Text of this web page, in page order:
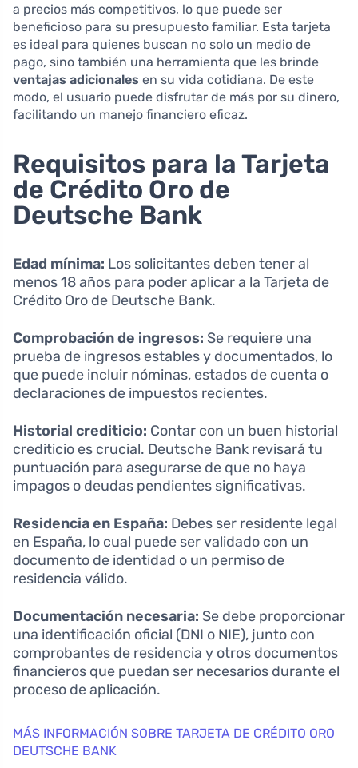
a precios más competitivos, lo que puede ser
beneficioso para su presupuesto familiar. Esta tarjeta
es ideal para quienes buscan no solo un medio de
pago, sino también una herramienta que les brinde
ventajas adicionales en su vida cotidiana. De este
modo, el usuario puede disfrutar de más por su dinero,
facilitando un manejo financiero eficaz.
Requisitos para la Tarjeta
de Crédito Oro de
Deutsche Bank
Edad mínima: Los solicitantes deben tener al
menos 18 años para poder aplicar a la Tarjeta de
Crédito Oro de Deutsche Bank.
Comprobación de ingresos: Se requiere una
prueba de ingresos estables y documentados, lo
que puede incluir nóminas, estados de cuenta o
declaraciones de impuestos recientes.
Historial crediticio: Contar con un buen historial
crediticio es crucial. Deutsche Bank revisará tu
puntuación para asegurarse de que no haya
impagos o deudas pendientes significativas.
Residencia en España: Debes ser residente legal
en España, lo cual puede ser validado con un
documento de identidad o un permiso de
residencia válido.
Documentación necesaria: Se debe proporcionar
una identificación oficial (DNI o NIE), junto con
comprobantes de residencia y otros documentos
financieros que puedan ser necesarios durante el
proceso de aplicación.
MÁS INFORMACIÓN SOBRE TARJETA DE CRÉDITO ORO
DEUTSCHE BANK